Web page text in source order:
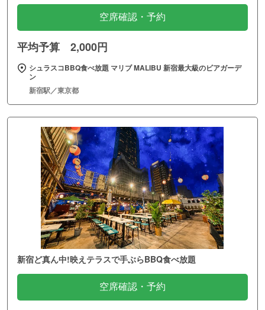
空席確認・予約
平均予算 2,000円
シュラスコBBQ食べ放題 マリブ MALIBU 新宿最大級のビアガーデ
ン
新宿駅／東京都
新宿ど真ん中!映えテラスで手ぶらBBQ食べ放題
空席確認・予約